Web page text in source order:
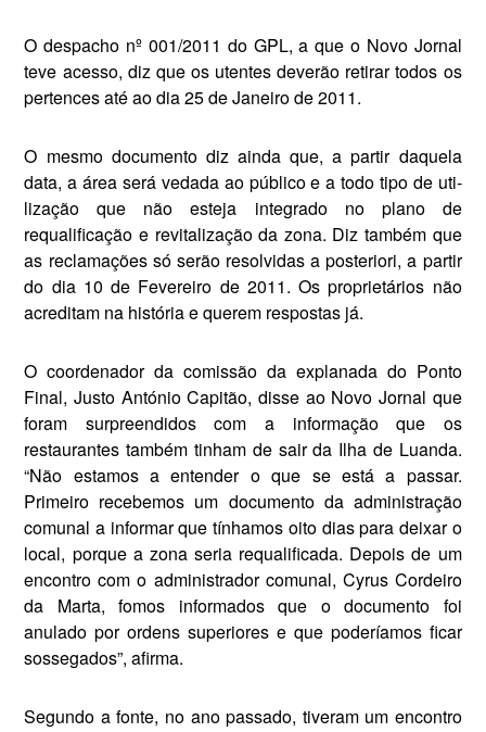
O despacho nº 001/2011 do GPL, a que o Novo Jornal
teve acesso, diz que os utentes deverão retirar todos os
pertences até ao dia 25 de Janei­ro de 2011.
O mesmo documento diz ainda que, a partir daquela
data, a área será ve­dada ao público e a todo tipo de uti­
lização que não esteja integrado no plano de
requalificação e revitaliza­ção da zona. Diz também que
as reclamações só serão resolvidas a pos­teriori, a partir
do dia 10 de Fevereiro de 2011. Os proprietários não
acredi­tam na história e querem respostas já.
O coordenador da comissão da ex­planada do Ponto
Final, Justo Antó­nio Capitão, disse ao Novo Jornal que
foram surpreendidos com a informa­ção que os
restaurantes também ti­nham de sair da Ilha de Luanda.
“Não estamos a entender o que se está a passar.
Primeiro recebemos um documento da administração
co­munal a informar que tínhamos oito dias para deixar o
local, porque a zo­na seria requalificada. Depois de um
encontro com o administrador co­munal, Cyrus Cordeiro
da Marta, fo­mos informados que o documento foi
anulado por ordens superiores e que poderíamos ficar
sossegados”, afirma.
Segundo a fonte, no ano passado, tiveram um encontro